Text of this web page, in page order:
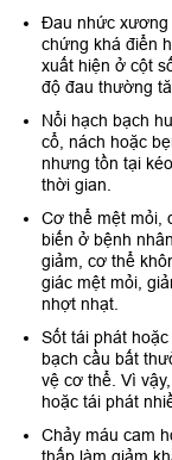
Đau nhức xương
chứng khá điển
xuất hiện ở cột
độ đau thường
Nổi hạch bạch
cổ, nách hoặc
nhưng tồn tại
thời gian.
Cơ thể mệt mỏi,
biến ở bệnh
giảm, cơ thể
giác mệt mỏi,
nhợt nhạt.
Sốt tái phát
bạch cầu bất
vệ cơ thể. Vì
hoặc tái phát
Chảy máu cam